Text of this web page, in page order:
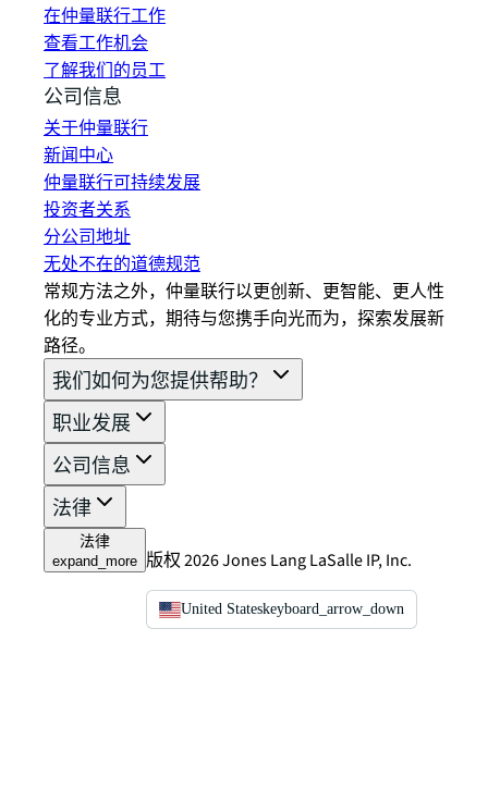
在仲量联行工作
查看工作机会
了解我们的员工
公司信息
关于仲量联行
新闻中心
仲量联行可持续发展
投资者关系
分公司地址
无处不在的道德规范
常规方法之外，仲量联行以更创新、更智能、更人性
化的专业方式，期待与您携手向光而为，探索发展新
路径。
我们如何为您提供帮助？
职业发展
公司信息
法律
法律
expand_more 版权 2026 Jones Lang LaSalle IP, Inc.
United Stateskeyboard_arrow_down